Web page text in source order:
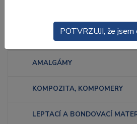
AMALGÁMY
KOMPOZITA, KOMPOMERY
LEPTACÍ A BONDOVACÍ
POTVRZUJI, že jsem